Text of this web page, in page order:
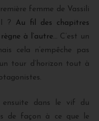
femme de Vassili
? Au fil des chapitres
règne à l’autre… C’est un
cela n’empêche pas
tour d’horizon tout à
ensuite dans le vif du
de façon à ce que le